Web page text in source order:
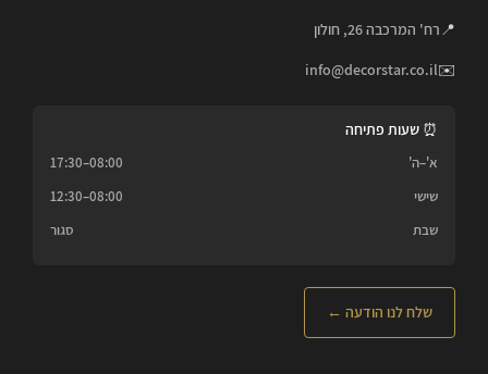
📍 רח' המרכבה 26, חולון
✉️
info@decorstar.co.il
⏰ שעות פתיחה
א'–ה'
08:00–17:30
שישי
08:00–12:30
שבת
סגור
שלח לנו הודעה ←